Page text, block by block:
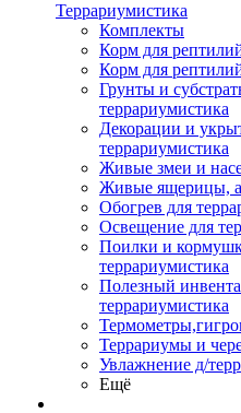
Террариумистика
Комплекты
Корм для
Корм для
Грунты и
террариумистика
Декорации и
террариумистика
Живые змеи и
Живые ящерицы,
Обогрев для
Освещение для
Поилки и
террариумистика
Полезный
террариумистика
Террариумы и
Увлажнение д/
Ещё